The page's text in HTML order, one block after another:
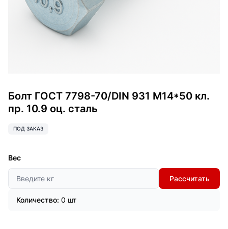
Болт ГОСТ 7798-70/DIN 931 М14*50 кл.
пр. 10.9 оц. сталь
ПОД ЗАКАЗ
Вес
Рассчитать
Количество: 0 шт